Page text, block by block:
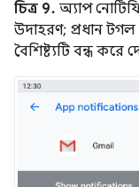
চিত্র 9. অ্যাপ
উদাহরণ; প্রধান
বৈশিষ্ট্যটি বন্ধ করে